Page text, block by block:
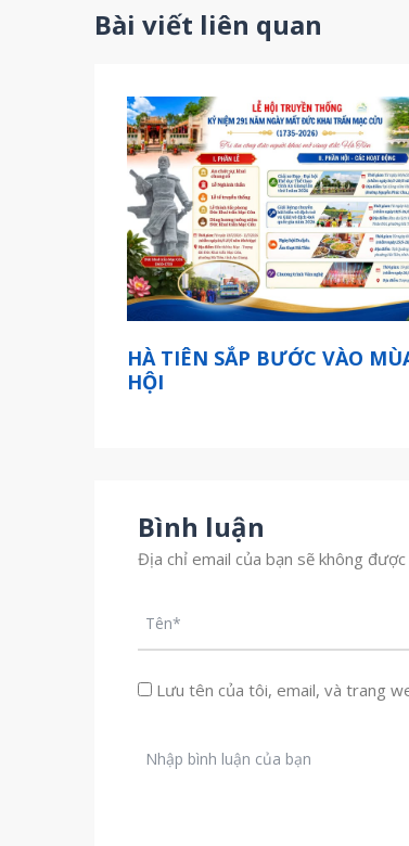
Bài viết liên quan
HÀ TIÊN SẮP BƯỚC VÀO
HỘI
Bình luận
Địa chỉ email của bạn sẽ không
Lưu tên của tôi, email, và trang